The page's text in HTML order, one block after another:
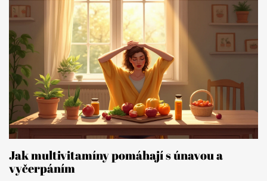
Jak multivitamíny pomáhají s únavou a
vyčerpáním